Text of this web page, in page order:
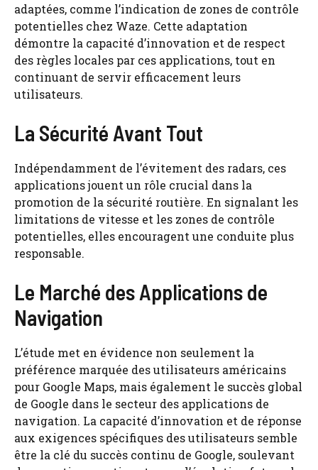
adaptées, comme l’indication de zones de contrôle
potentielles chez Waze. Cette adaptation
démontre la capacité d’innovation et de respect
des règles locales par ces applications, tout en
continuant de servir efficacement leurs
utilisateurs.
La Sécurité Avant Tout
Indépendamment de l’évitement des radars, ces
applications jouent un rôle crucial dans la
promotion de la sécurité routière. En signalant les
limitations de vitesse et les zones de contrôle
potentielles, elles encouragent une conduite plus
responsable.
Le Marché des Applications de
Navigation
L’étude met en évidence non seulement la
préférence marquée des utilisateurs américains
pour Google Maps, mais également le succès global
de Google dans le secteur des applications de
navigation. La capacité d’innovation et de réponse
aux exigences spécifiques des utilisateurs semble
être la clé du succès continu de Google, soulevant